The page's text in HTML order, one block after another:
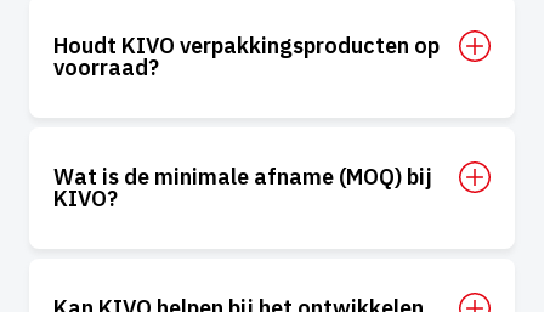
Houdt KIVO verpakkingsproducten op
voorraad?
Wat is de minimale afname (MOQ) bij
KIVO?